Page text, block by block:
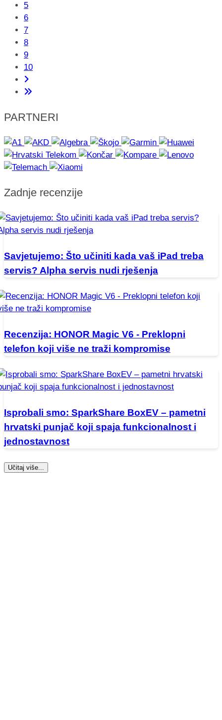
5
6
7
8
9
10
PARTNERI
Zadnje recenzije
Savjetujemo: Što učiniti kada vaš iPad treba
servis? Alpha servis nudi rješenja
Recenzija: HONOR Magic V6 - Preklopni
telefon koji više ne traži kompromise
Isprobali smo: SparkShare BoxEV – pametni
hrvatski punjač koji spaja funkcionalnost i
jednostavnost
Učitaj više...